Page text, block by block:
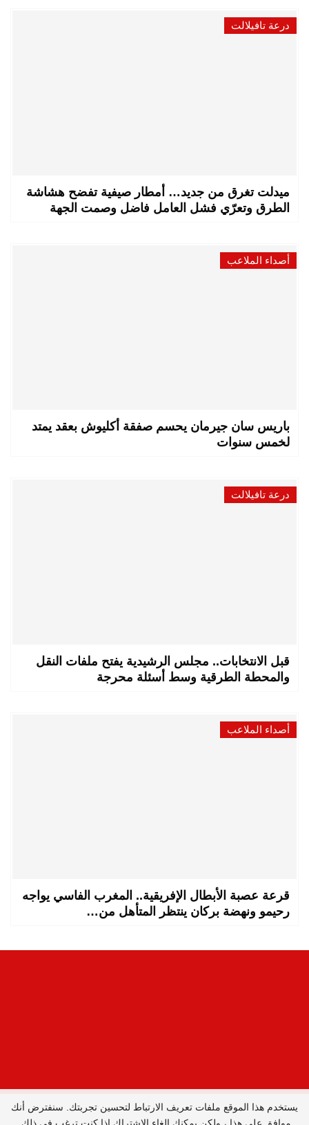
درعة تافيلالت
ميدلت تغرق من جديد… أمطار صيفية تفضح هشاشة
الطرق وتعرّي فشل العامل فاضل وصمت الجهة
أصداء الملاعب
باريس سان جيرمان يحسم صفقة أكليوش بعقد يمتد
لخمس سنوات
درعة تافيلالت
قبل الانتخابات.. مجلس الرشيدية يفتح ملفات النقل
والمحطة الطرقية وسط أسئلة محرجة
أصداء الملاعب
قرعة عصبة الأبطال الإفريقية.. المغرب الفاسي يواجه
رحيمو ونهضة بركان ينتظر المتأهل من…
المدير العام : ليلى البصري بصيري /
جميع الحقوق محفوظة © 2026
يستخدم هذا الموقع ملفات تعريف الارتباط لتحسين تجربتك. سنفترض أنك